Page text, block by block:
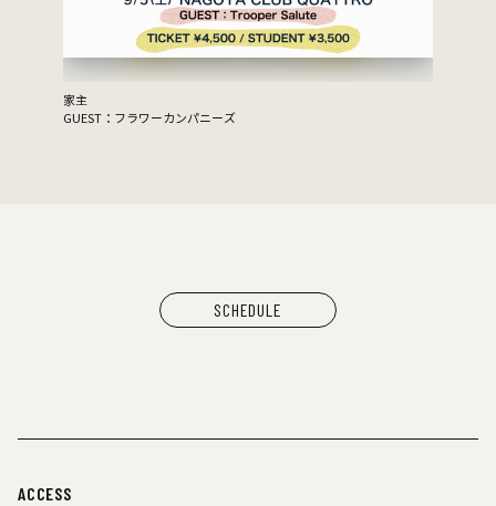
BOY presents "KID" 12
SCHEDULE
ACCESS